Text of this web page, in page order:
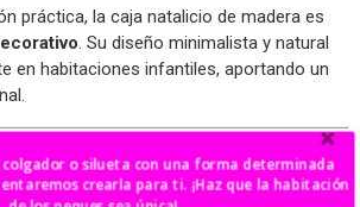
práctica, la caja natalicio de madera es
. Su diseño minimalista y natural
en habitaciones infantiles, aportando un
una caja
o silueta con una forma determinada
para ti. ¡Haz que la habitación